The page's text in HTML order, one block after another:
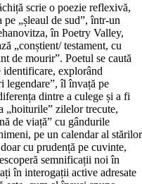
scrie o poezie reflexivă,
„șleaul de sud”, într-un
în Poetry Valley,
„conștient/ testament, cu
de mourir”. Poetul se caută
explorând
legendare”, îl învață pe
dintre a culege și a fi
„hoiturile” zilelor trecute,
de viață” cu gândurile
pe un calendar al stărilor
cu prudență pe cuvinte,
semnificații noi în
în interogații active adresate